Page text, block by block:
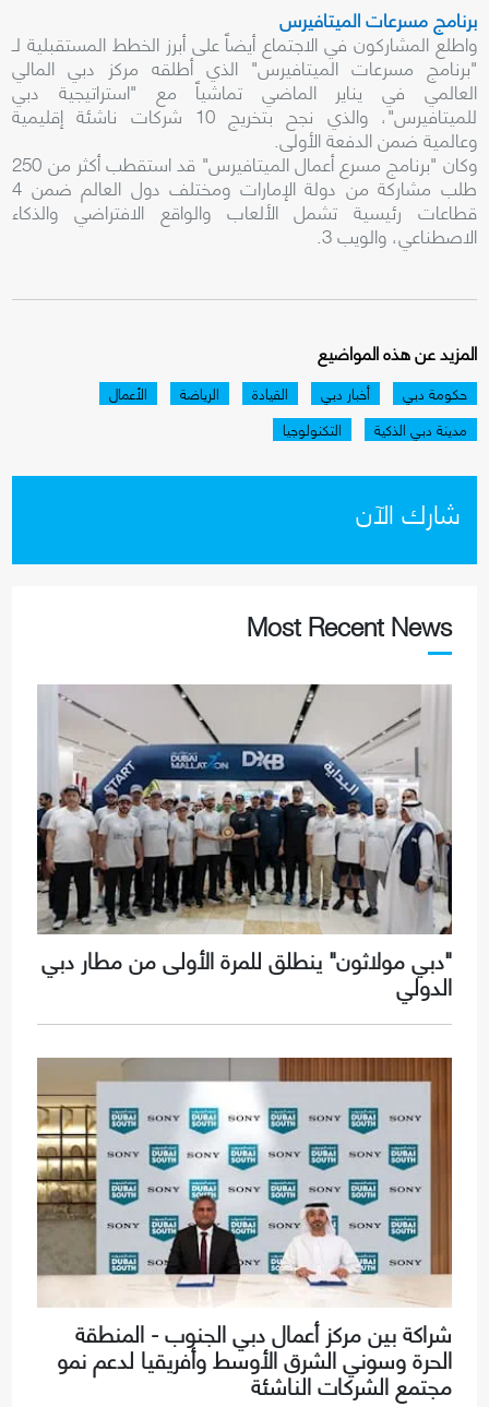
برنامج مسرعات الميتافيرس
واطلع المشاركون في الاجتماع أيضاً على أبرز الخطط المستقبلية لـ
"برنامج مسرعات الميتافيرس" الذي أطلقه مركز دبي المالي
العالمي في يناير الماضي تماشياً مع "استراتيجية دبي
للميتافيرس"، والذي نجح بتخريج 10 شركات ناشئة إقليمية
وعالمية ضمن الدفعة الأولى.
وكان "برنامج مسرع أعمال الميتافيرس" قد استقطب أكثر من 250
طلب مشاركة من دولة الإمارات ومختلف دول العالم ضمن 4
قطاعات رئيسية تشمل الألعاب والواقع الافتراضي والذكاء
الاصطناعي، والويب 3.
المزيد عن هذه المواضيع
حكومة دبي أخبار دبي القيادة الرياضة
الأعمال
مدينة دبي الذكية
التكنولوجيا
شارك الآن
Most Recent News
"دبي مولاثون" ينطلق للمرة الأولى من مطار دبي
الدولي
شراكة بين مركز أعمال دبي الجنوب - المنطقة
الحرة وسوني الشرق الأوسط وأفريقيا لدعم نمو
مجتمع الشركات الناشئة